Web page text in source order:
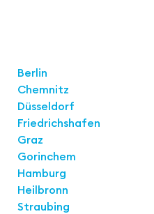
Berlin
Chemnitz
Düsseldorf
Friedrichshafen
Graz
Gorinchem
Hamburg
Heilbronn
Straubing